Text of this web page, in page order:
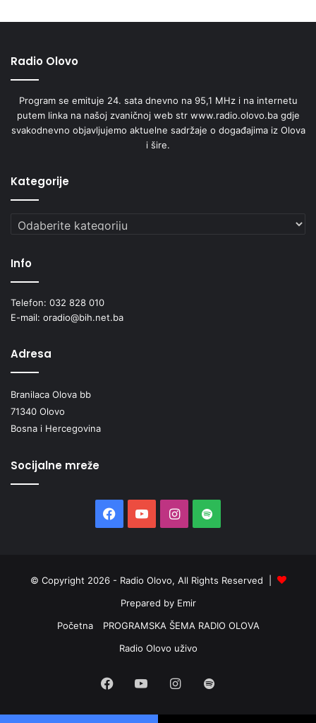
Radio Olovo
Program se emituje 24. sata dnevno na 95,1 MHz i na internetu
putem linka na našoj zvaničnoj web str www.radio.olovo.ba gdje
svakodnevno objavljujemo aktuelne sadržaje o događajima iz Olova
i šire.
Kategorije
Kategorije
Info
Telefon: 032 828 010
E-mail: oradio@bih.net.ba
Adresa
Branilaca Olova bb
71340 Olovo
Bosna i Hercegovina
Socijalne mreže
Facebook
YouTubeInstagram
Spotify
© Copyright 2026 - Radio Olovo, All Rights Reserved |
Prepared by Emir
Početna
PROGRAMSKA ŠEMA RADIO OLOVA
Radio Olovo uživo
Facebook
YouTubeInstagram
Spotify